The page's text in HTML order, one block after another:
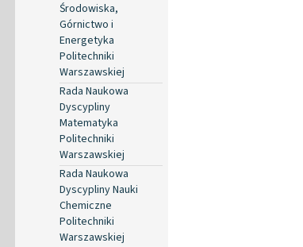
Środowiska,
Górnictwo i
Energetyka
Politechniki
Warszawskiej
Rada Naukowa
Dyscypliny
Matematyka
Politechniki
Warszawskiej
Rada Naukowa
Dyscypliny Nauki
Chemiczne
Politechniki
Warszawskiej